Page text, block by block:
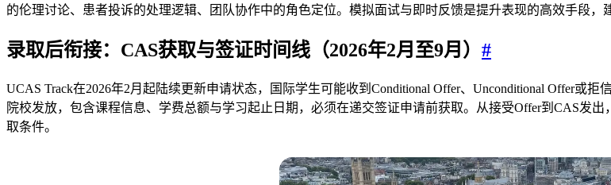
的伦理讨论、患者投诉的处理逻辑、团队协作中的角色定位。模拟面试与即时反馈是提升表现的高效手段，
录取后衔接： CAS获取与签证时间线 （2026年2月至9月） #
UCAS Track在2026年2月起陆续更新申请状态，国际学生可能收到Conditional Offer、Unconditional Offer或拒信
院校发放，包含课程信息、学费总额与学习起止日期，必须在递交签证申请前获取。从接受Offer到CAS发
取条件。